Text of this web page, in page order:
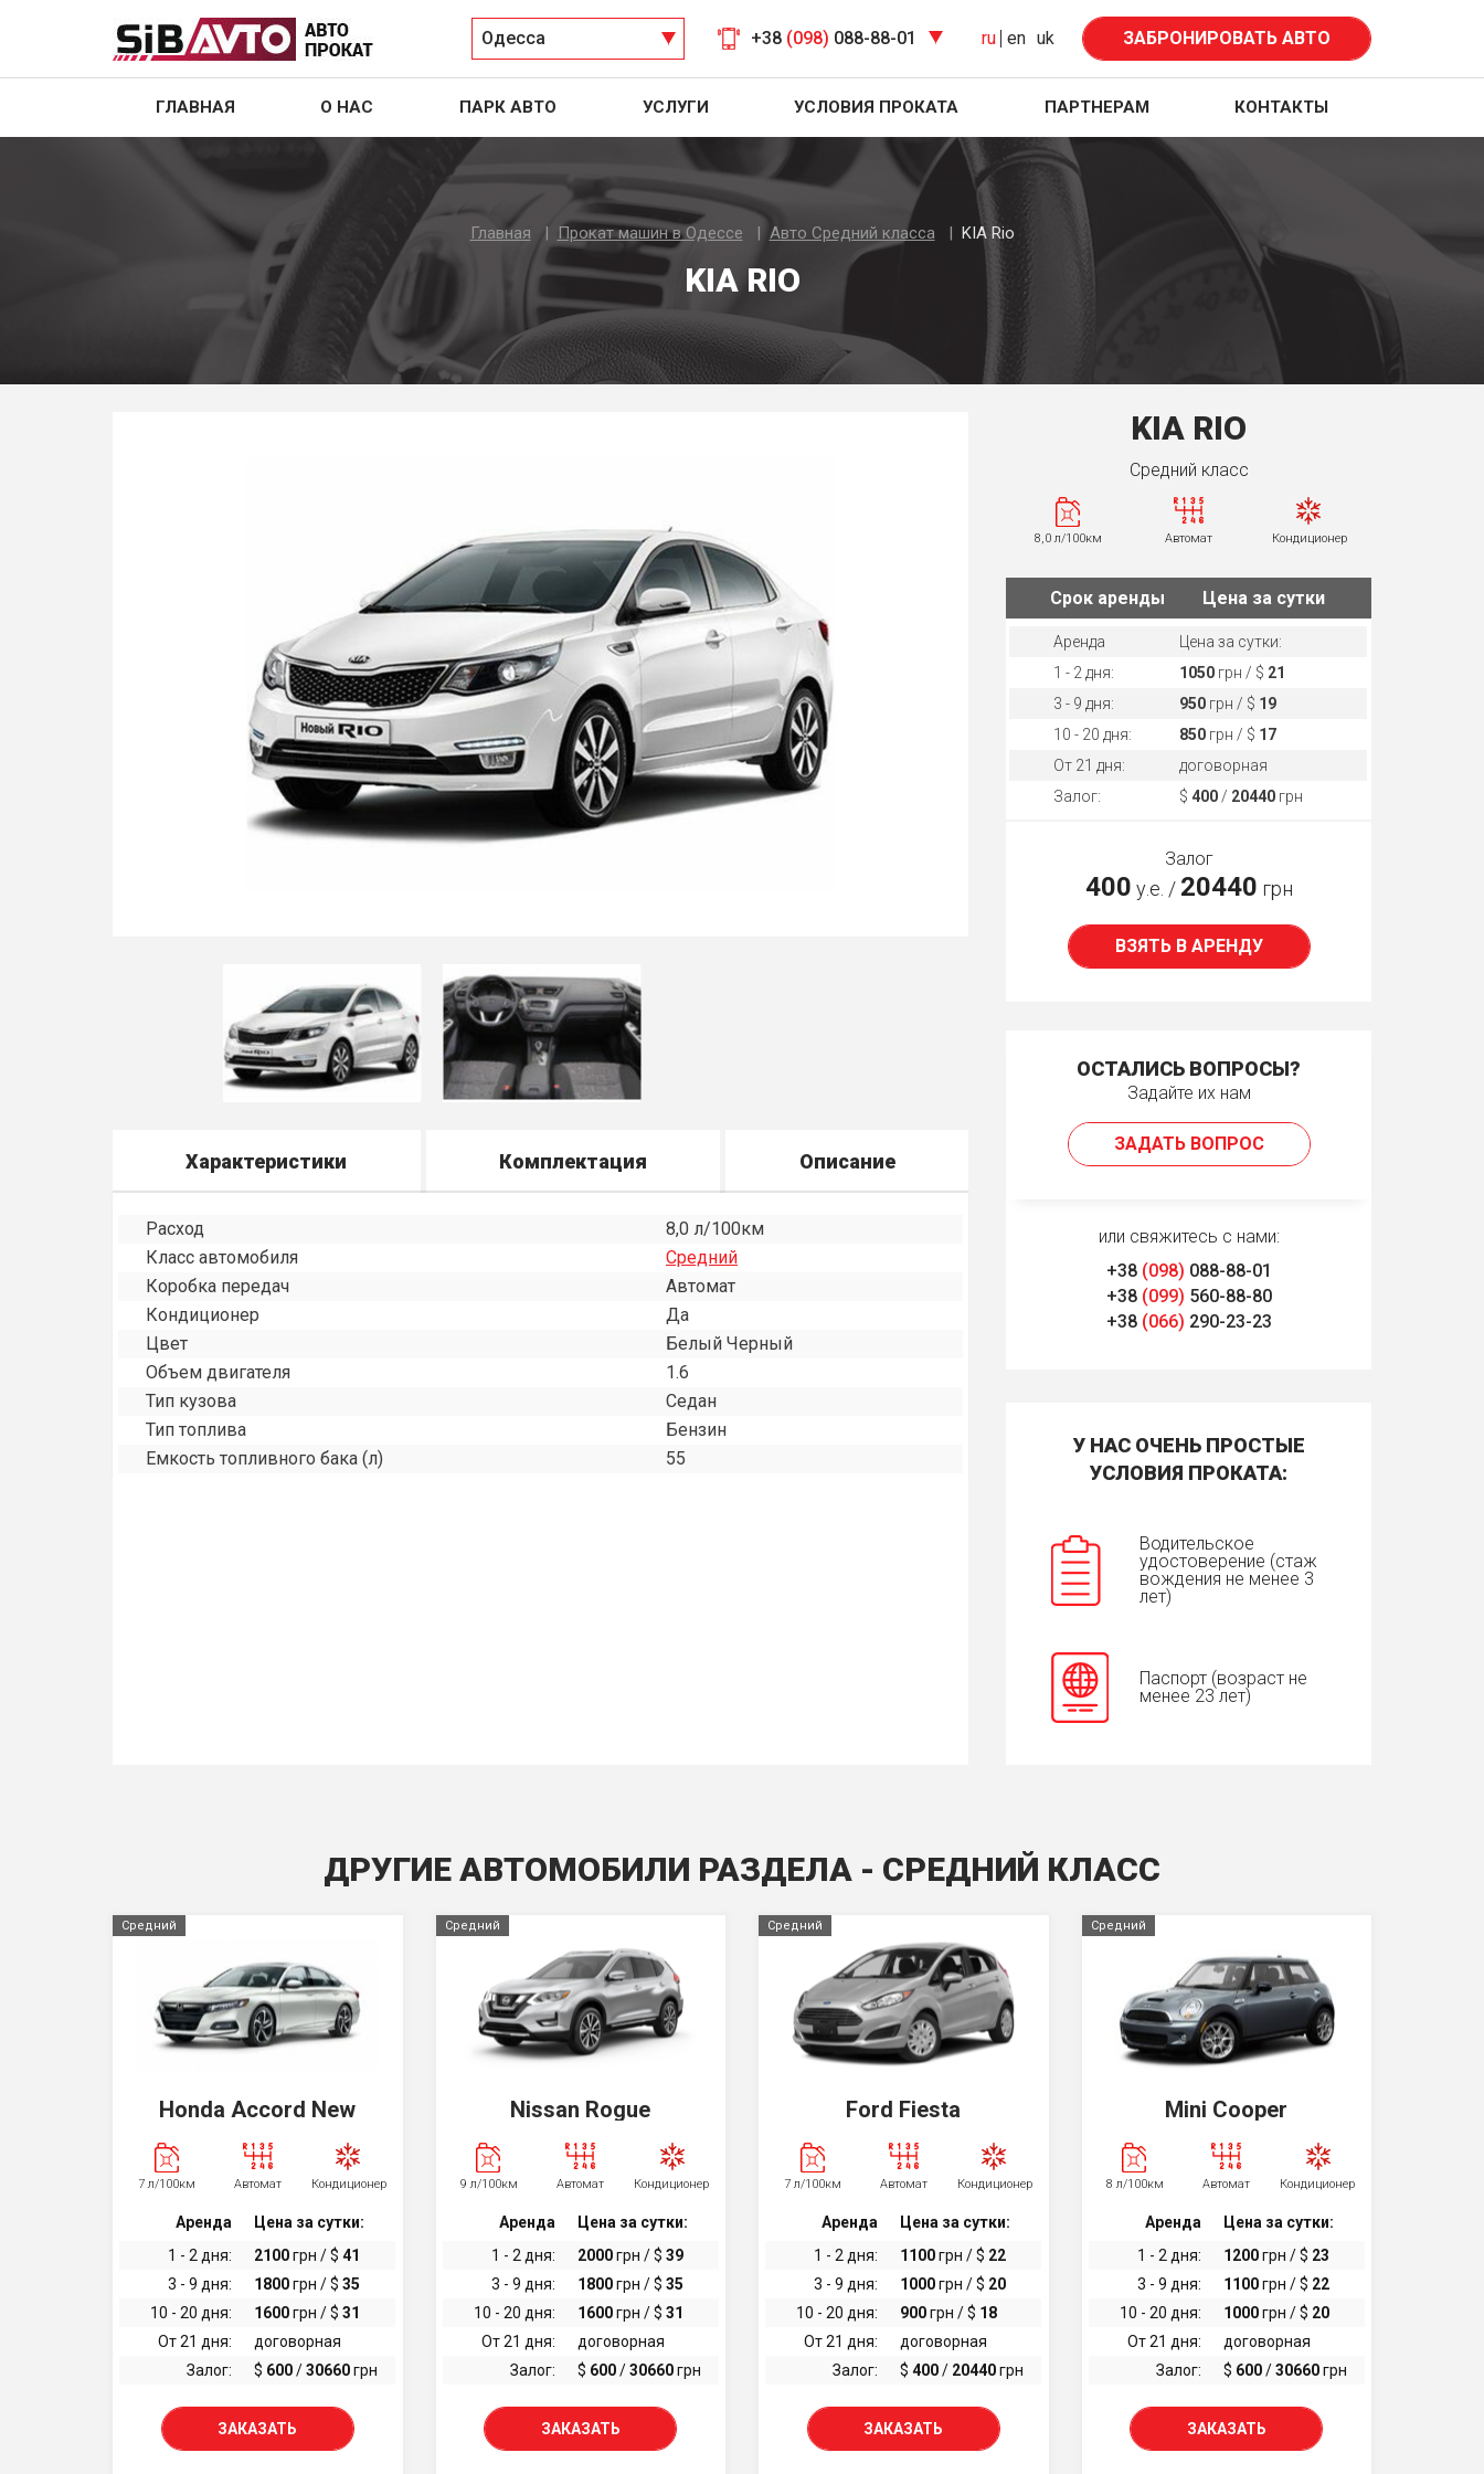
Одесса +38 (098) 088-88-01 ru en uk ЗАБРОНИРОВАТЬ АВТО
ГЛАВНАЯ О НАС ПАРК АВТО УСЛУГИ УСЛОВИЯ ПРОКАТА ПАРТНЕРАМ КОНТАКТЫ
Главная Прокат машин в Одессе Авто Средний класса KIA Rio
KIA RIO
Характеристики Комплектация Описание
Расход
8,0 л/100км
Класс автомобиля
Средний
Коробка передач
Автомат
Кондиционер
Да
Цвет
Белый Черный
Объем двигателя
1.6
Тип кузова
Седан
Тип топлива
Бензин
Емкость топливного бака (л)
55
KIA RIO
Средний класс
8,0 л/100км Автомат Кондиционер
Cрок аренды Цена за сутки
Аренда
Цена за сутки:
1 - 2 дня:
1050 грн / $ 21
3 - 9 дня:
950 грн / $ 19
10 - 20 дня:
850 грн / $ 17
От 21 дня:
договорная
Залог:
$400 / 20440 грн
Залог
400 у.е. / 20440 грн
ВЗЯТЬ В АРЕНДУ
ОСТАЛИСЬ ВОПРОСЫ?
Задайте их нам
ЗАДАТЬ ВОПРОС
или свяжитесь с нами:
+38 (098) 088-88-01
+38 (099) 560-88-80
+38 (066) 290-23-23
У НАС ОЧЕНЬ ПРОСТЫЕ
УСЛОВИЯ ПРОКАТА:
Водительское
удостоверение (стаж
вождения не менее 3
лет)
Паспорт (возраст не
менее 23 лет)
ДРУГИЕ АВТОМОБИЛИ РАЗДЕЛА - СРЕДНИЙ КЛАСС
Средний
Honda Accord New
7 л/100км Автомат Кондиционер
Аренда
Цена за сутки:
1 - 2 дня:
2100грн / $ 41
3 - 9 дня:
1800грн / $ 35
10 - 20 дня:
1600грн / $ 31
От 21 дня:
договорная
Залог:
$ 600/30660грн
ЗАКАЗАТЬ
Средний
Nissan Rogue
9 л/100км Автомат Кондиционер
Аренда
Цена за сутки:
1 - 2 дня:
2000грн / $ 39
3 - 9 дня:
1800грн / $ 35
10 - 20 дня:
1600грн / $ 31
От 21 дня:
договорная
Залог:
$ 600/30660грн
ЗАКАЗАТЬ
Средний
Ford Fiesta
7 л/100км Автомат Кондиционер
Аренда
Цена за сутки:
1 - 2 дня:
1100грн / $ 22
3 - 9 дня:
1000грн / $ 20
10 - 20 дня:
900грн / $ 18
От 21 дня:
договорная
Залог:
$ 400/ 20440грн
ЗАКАЗАТЬ
Средний
Mini Cooper
8 л/100км Автомат Кондиционер
Аренда
Цена за сутки:
1 - 2 дня:
1200грн / $ 23
3 - 9 дня:
1100грн / $ 22
10 - 20 дня:
1000грн / $ 20
От 21 дня:
договорная
Залог:
$ 600/30660грн
ЗАКАЗАТЬ